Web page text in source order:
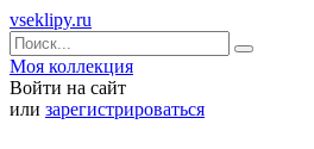
vseklipy.ru
Моя коллекция
Войти на сайт
или зарегистрироваться